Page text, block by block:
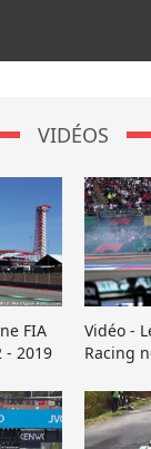
VIDÉOS
FIA
- 2019
Vidéo -
Racing